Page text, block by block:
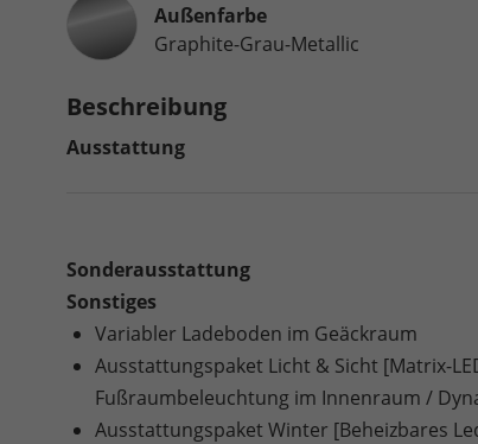
Außenfarbe
Graphite-Grau-Metallic
Beschreibung
Ausstattung
Sonderausstattung
Sonstiges
Variabler Ladeboden im Geäckraum
Ausstattungspaket Licht & Sicht [Matrix-
Fußraumbeleuchtung im Innenraum /
Ausstattungspaket Winter [Beheizbares